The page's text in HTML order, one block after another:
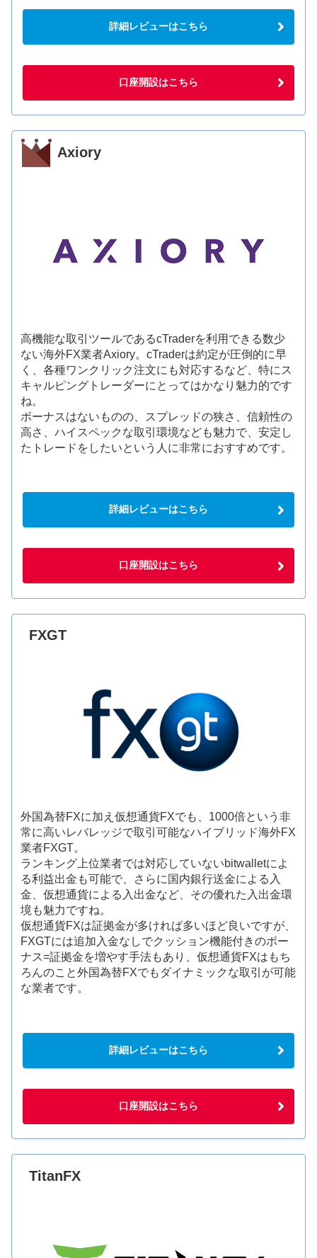
詳細レビューはこちら
口座開設はこちら
Axiory
高機能な取引ツールであるcTraderを利用できる数少
ない海外FX業者Axiory。cTraderは約定が圧倒的に早
く、各種ワンクリック注文にも対応するなど、特にス
キャルピングトレーダーにとってはかなり魅力的です
ね。
ボーナスはないものの、スプレッドの狭さ、信頼性の
高さ、ハイスペックな取引環境なども魅力で、安定し
たトレードをしたいという人に非常におすすめです。
詳細レビューはこちら
口座開設はこちら
FXGT
外国為替FXに加え仮想通貨FXでも、1000倍という非
常に高いレバレッジで取引可能なハイブリッド海外FX
業者FXGT。
ランキング上位業者では対応していないbitwalletによ
る利益出金も可能で、さらに国内銀行送金による入
金、仮想通貨による入出金など、その優れた入出金環
境も魅力ですね。
仮想通貨FXは証拠金が多ければ多いほど良いですが、
FXGTには追加入金なしでクッション機能付きのボー
ナス=証拠金を増やす手法もあり、仮想通貨FXはもち
ろんのこと外国為替FXでもダイナミックな取引が可能
な業者です。
詳細レビューはこちら
口座開設はこちら
TitanFX